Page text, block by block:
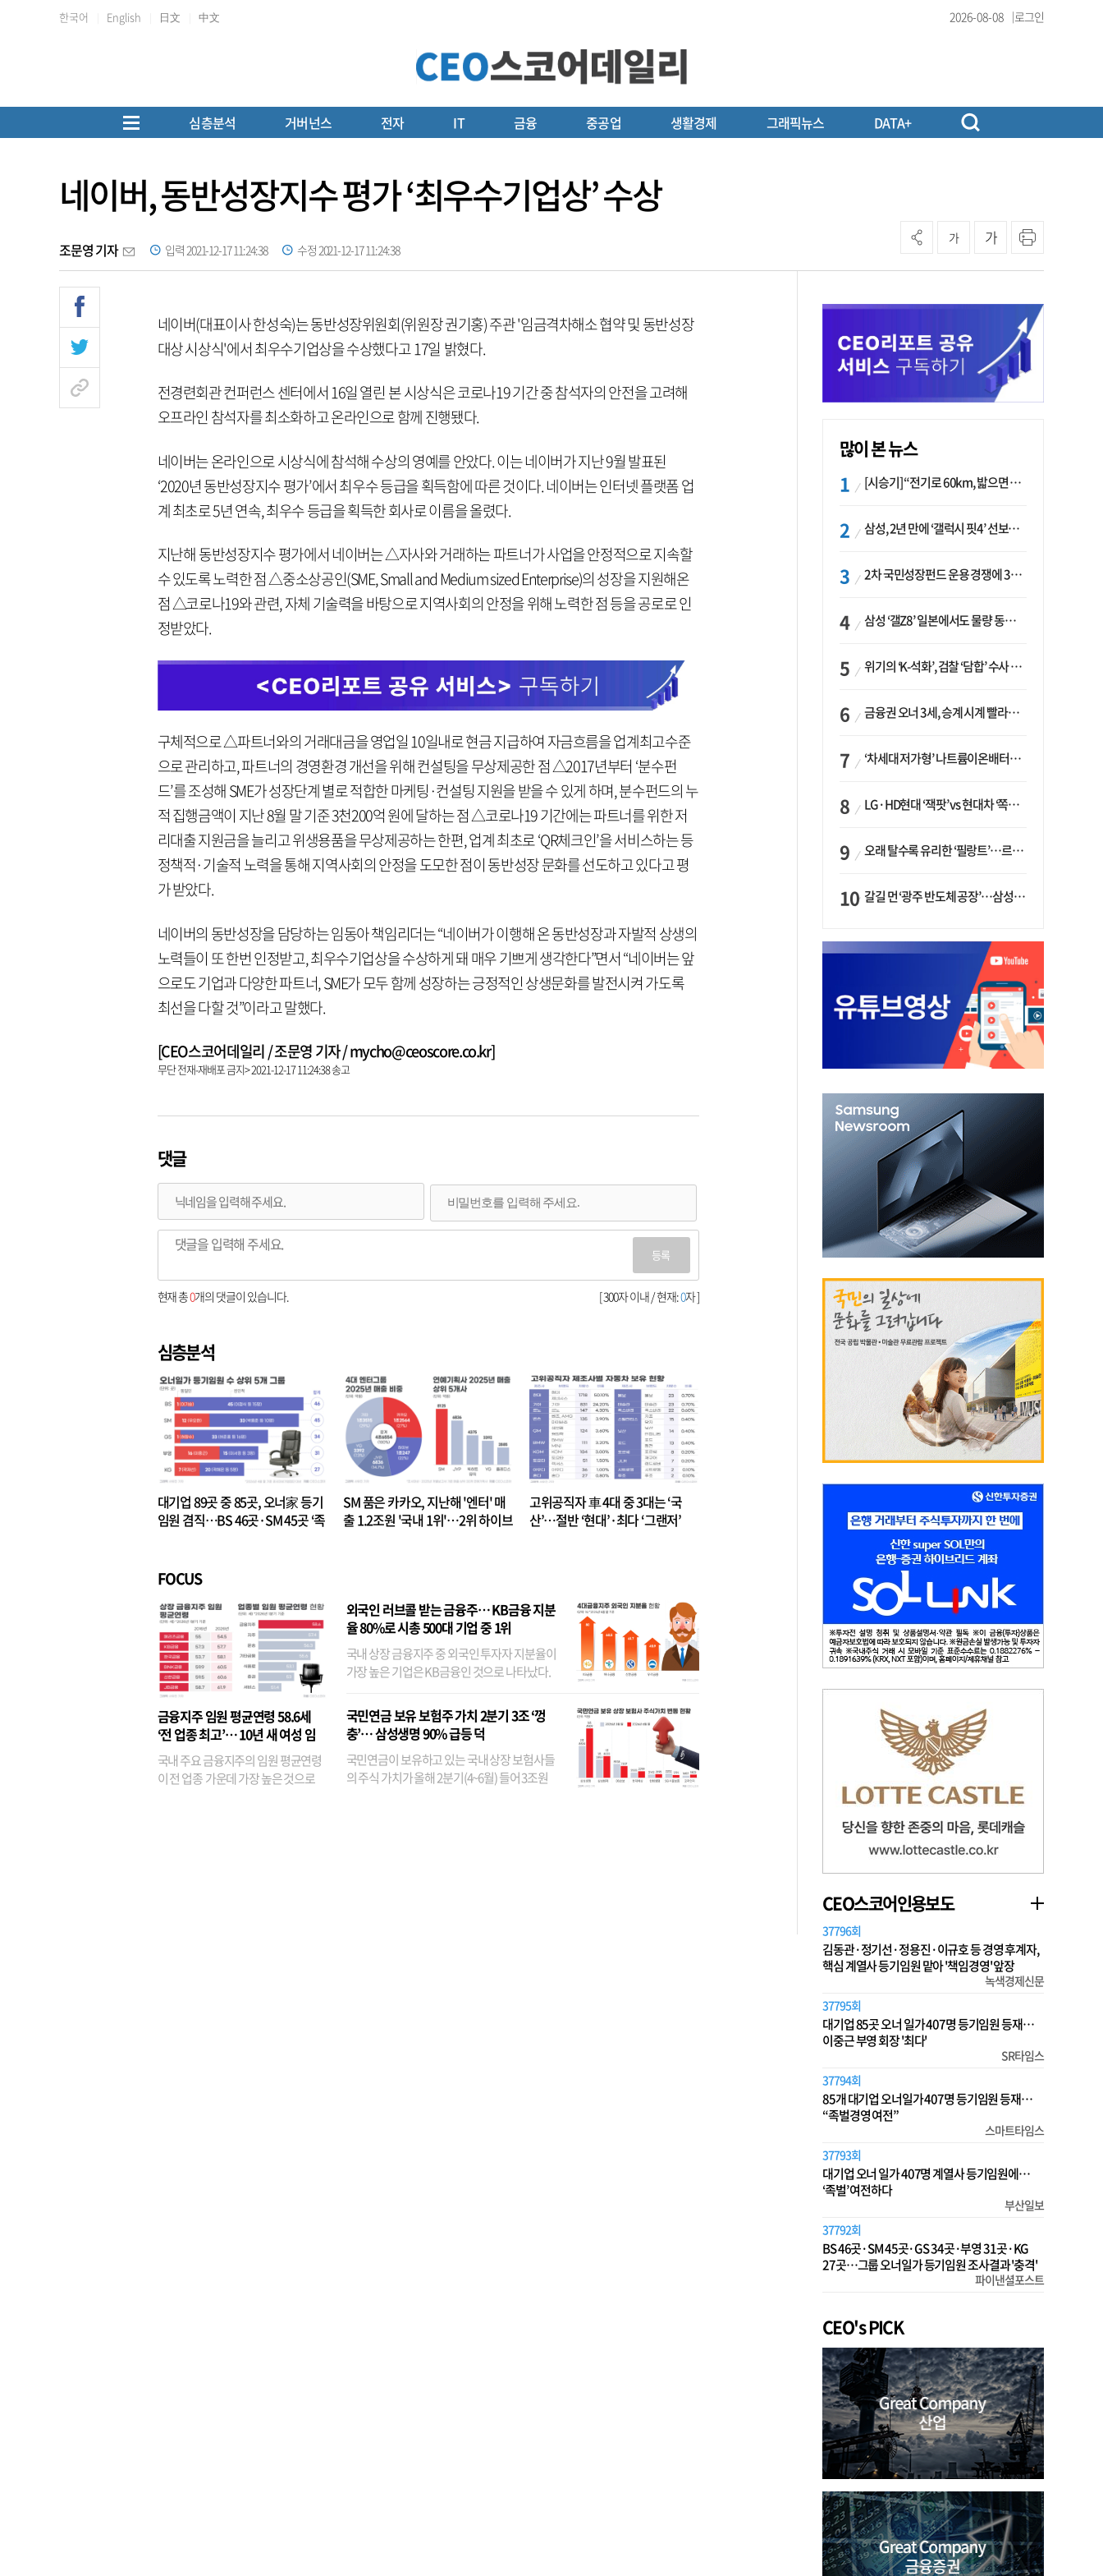
한국어 English 日文 中文 2026-08-08 로그인
심층분석 거버넌스 전자 IT 금융 중공업 생활경제 그래픽뉴스 DATA+
네이버, 동반성장지수 평가 ‘최우수기업상’ 수상
조문영 기자 입력 2021-12-17 11:24:38 수정 2021-12-17 11:24:38
가 가
네이버(대표이사 한성숙)는 동반성장위원회(위원장 권기홍) 주관 '임금격차해소 협약 및 동반성장
대상 시상식'에서 최우수기업상을 수상했다고 17일 밝혔다.
전경련회관 컨퍼런스 센터에서 16일 열린 본 시상식은 코로나19 기간 중 참석자의 안전을 고려해
오프라인 참석자를 최소화하고 온라인으로 함께 진행됐다.
네이버는 온라인으로 시상식에 참석해 수상의 영예를 안았다. 이는 네이버가 지난 9월 발표된
‘2020년 동반성장지수 평가’에서 최우수 등급을 획득함에 따른 것이다. 네이버는 인터넷 플랫폼 업
계 최초로 5년 연속, 최우수 등급을 획득한 회사로 이름을 올렸다.
지난해 동반성장지수 평가에서 네이버는 △자사와 거래하는 파트너가 사업을 안정적으로 지속할
수 있도록 노력한 점 △중소상공인(SME, Small and Medium sized Enterprise)의 성장을 지원해온
점 △코로나19와 관련, 자체 기술력을 바탕으로 지역사회의 안정을 위해 노력한 점 등을 공로로 인
정받았다.
구체적으로 △파트너와의 거래대금을 영업일 10일내로 현금 지급하여 자금흐름을 업계최고수준
으로 관리하고, 파트너의 경영환경 개선을 위해 컨설팅을 무상제공한 점 △2017년부터 ‘분수펀
드’를 조성해 SME가 성장단계 별로 적합한 마케팅·컨설팅 지원을 받을 수 있게 하며, 분수펀드의 누
적 집행금액이 지난 8월 말 기준 3천200억 원에 달하는 점 △코로나19 기간에는 파트너를 위한 저
리대출 지원금을 늘리고 위생용품을 무상제공하는 한편, 업계 최초로 ‘QR체크인’을 서비스하는 등
정책적·기술적 노력을 통해 지역사회의 안정을 도모한 점이 동반성장 문화를 선도하고 있다고 평
가 받았다.
네이버의 동반성장을 담당하는 임동아 책임리더는 “네이버가 이행해 온 동반성장과 자발적 상생의
노력들이 또 한번 인정받고, 최우수기업상을 수상하게 돼 매우 기쁘게 생각한다”면서 “네이버는 앞
으로도 기업과 다양한 파트너, SME가 모두 함께 성장하는 긍정적인 상생문화를 발전시켜 가도록
최선을 다할 것”이라고 말했다.
[CEO스코어데일리 / 조문영 기자 / mycho@ceoscore.co.kr]
무단 전재-재배포 금지> 2021-12-17 11:24:38 송고
댓글
등록
[ 300자 이내 / 현재:0자 ]
현재 총0개의 댓글이 있습니다.
심층분석
대기업 89곳 중 85곳, 오너家 등기
임원 겸직…BS 46곳·SM 45곳 ‘족
SM 품은 카카오, 지난해 '엔터' 매
출 1.2조원 '국내 1위'…2위 하이브
고위공직자 車 4대 중 3대는 ‘국
산’…절반 ‘현대’·최다 ‘그랜저’
FOCUS
금융지주 임원 평균연령 58.6세
‘전 업종 최고’… 10년 새 여성 임
원은 14배 껑충
국내 주요 금융지주의 임원 평균연령
이 전 업종 가운데 가장 높은 것으로
외국인 러브콜 받는 금융주… KB금융 지분
율 80%로 시총 500대 기업 중 1위
국내 상장 금융지주 중 외국인 투자자 지분율이
가장 높은 기업은 KB금융인 것으로 나타났다.
융이었다. 특히 KB금융은 지난달 말 기준 해외
기관투자자 지분율이...
국민연금 보유 보험주 가치 2분기 3조 ‘껑
충’… 삼성생명 90% 급등 덕
국민연금이 보유하고 있는 국내 상장 보험사들
의 주식 가치가 올해 2분기(4~6월) 들어 3조원
많이 본 뉴스
[시승기] “전기로 60km, 밟으면 462마력”…볼보 XC60 T8의 두 얼굴
삼성, 2년 만에 ‘갤럭시 핏4’ 선보이나…웨어러블 생태계 확장 ‘시동’
2차 국민성장펀드 운용 경쟁에 33개사 몰렸다…신한·하나 등 새 얼굴 대거 합류
삼성 ‘갤Z8’ 일본에서도 물량 동났다…애플 참전 앞두고 선두 수성 ‘시험대’
위기의 ‘K-석화’, 검찰 ‘담합’ 수사 착수…“LG·한화·롯데 등 7개 업체, 8개 제품 가격 담합”
금융권 오너 3세, 승계 시계 빨라지나…한국투자 ‘속도’·미래에셋·메리츠는 ‘거리두기’
‘차세대 저가형’ 나트륨이온배터리 시대 오나…LG화학·에코프로, 상용화 속도낸다
LG·HD현대 ‘잭팟’ vs 현대차 ‘쪽박’…글로벌 사모펀드, 韓 대기업 투자 ‘희비’
오래 탈수록 유리한 ‘필랑트’…르노코리아, 5년 뒤 잔존가치 53% 보장
갈길 먼 ‘광주 반도체 공장’…삼성·SK, ‘주 52시간제’ 규제 해소 ‘공방’
CEO스코어인용보도
37796회
김동관·정기선·정용진·이규호 등 경영 후계자,
핵심 계열사 등기임원 맡아 '책임경영' 앞장
녹색경제신문
37795회
대기업 85곳 오너 일가 407명 등기임원 등재…
이중근 부영 회장 '최다'
SR타임스
37794회
85개 대기업 오너일가 407명 등기임원 등재…
“족벌경영 여전”
스마트타임스
37793회
대기업 오너 일가 407명 계열사 등기임원에…
‘족벌’ 여전하다
부산일보
37792회
BS 46곳·SM 45곳·GS 34곳·부영 31곳·KG
27곳…그룹 오너일가 등기임원 조사결과 '충격'
파이낸셜포스트
CEO's PICK